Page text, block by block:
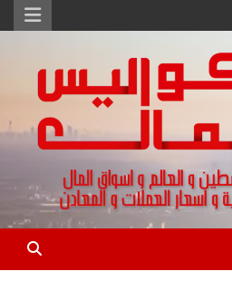
و تقارير اسواق المال و العملات